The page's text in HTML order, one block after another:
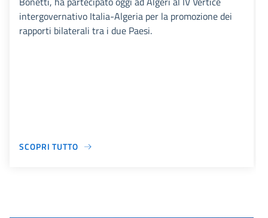
intergovernativo Italia-Algeria per la promozione dei
rapporti bilaterali tra i due Paesi.
SCOPRI TUTTO